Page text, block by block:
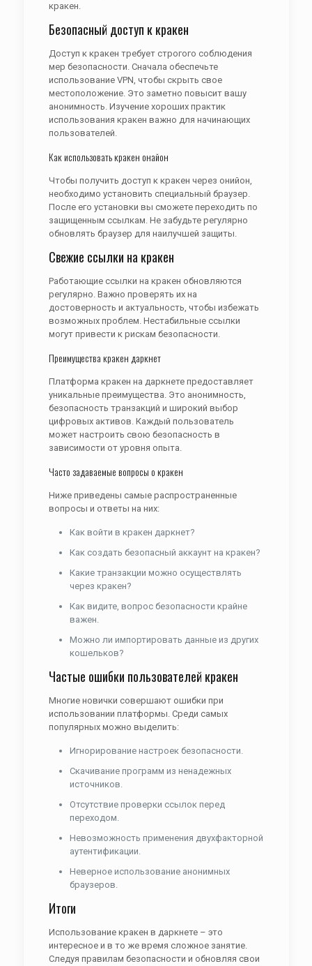
кракен.
Безопасный доступ к кракен
Доступ к кракен требует строгого соблюдения
мер безопасности. Сначала обеспечьте
использование VPN, чтобы скрыть свое
местоположение. Это заметно повысит вашу
анонимность. Изучение хороших практик
использования кракен важно для начинающих
пользователей.
Как использовать кракен онайон
Чтобы получить доступ к кракен через онийон,
необходимо установить специальный браузер.
После его установки вы сможете переходить по
защищенным ссылкам. Не забудьте регулярно
обновлять браузер для наилучшей защиты.
Свежие ссылки на кракен
Работающие ссылки на кракен обновляются
регулярно. Важно проверять их на
достоверность и актуальность, чтобы избежать
возможных проблем. Нестабильные ссылки
могут привести к рискам безопасности.
Преимущества кракен даркнет
Платформа кракен на даркнете предоставляет
уникальные преимущества. Это анонимность,
безопасность транзакций и широкий выбор
цифровых активов. Каждый пользователь
может настроить свою безопасность в
зависимости от уровня опыта.
Часто задаваемые вопросы о кракен
Ниже приведены самые распространенные
вопросы и ответы на них:
Как войти в кракен даркнет?
Как создать безопасный аккаунт на кракен?
Какие транзакции можно осуществлять
через кракен?
Как видите, вопрос безопасности крайне
важен.
Можно ли импортировать данные из других
кошельков?
Частые ошибки пользователей кракен
Многие новички совершают ошибки при
использовании платформы. Среди самых
популярных можно выделить:
Игнорирование настроек безопасности.
Скачивание программ из ненадежных
источников.
Отсутствие проверки ссылок перед
переходом.
Невозможность применения двухфакторной
аутентификации.
Неверное использование анонимных
браузеров.
Итоги
Использование кракен в даркнете – это
интересное и в то же время сложное занятие.
Следуя правилам безопасности и обновляя свои